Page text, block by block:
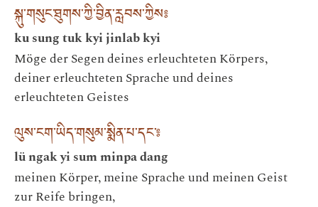
སྐུ་གསུང་ཐུགས་ཀྱི་བྱིན་རླབས་ཀྱིས༔
ku sung tuk kyi jinlab kyi
Möge der Segen deines erleuchteten Körpers,
deiner erleuchteten Sprache und deines
erleuchteten Geistes
ལུས་ངག་ཡིད་གསུམ་སྨིན་པ་དང་༔
lü ngak yi sum minpa dang
meinen Körper, meine Sprache und meinen Geist
zur Reife bringen,